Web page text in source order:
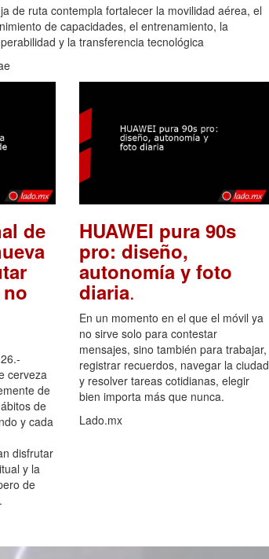
de ruta contempla fortalecer la movilidad aérea, el
de capacidades, el entrenamiento, la
y la transferencia tecnológica
de
cerveza
de
de
y cada
disfrutar
y la
de
HUAWEI pura 90s
pro: diseño,
autonomía y foto
diaria.
En un momento en el que el móvil ya
no sirve solo para contestar
mensajes, sino también para trabajar,
registrar recuerdos, navegar la ciudad
y resolver tareas cotidianas, elegir
bien importa más que nunca.
Lado.mx